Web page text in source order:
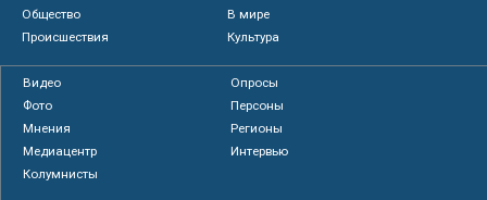
Общество
В мире
Происшествия
Культура
Видео
Опросы
Фото
Персоны
Мнения
Регионы
Медиацентр
Интервью
Колумнисты